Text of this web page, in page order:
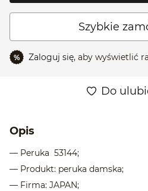
Szybkie
% Zaloguj się, aby wyświetlić
Do
Opis
— Peruka 53144;
— Produkt: peruka damska;
— Firma: JAPAN;